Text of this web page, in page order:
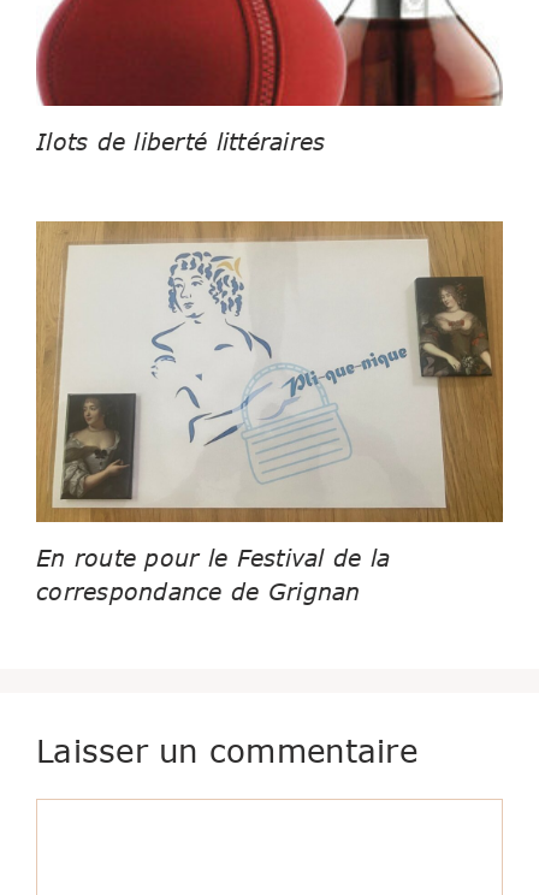
Ilots de liberté littéraires
En route pour le Festival de la
correspondance de Grignan
Laisser un commentaire